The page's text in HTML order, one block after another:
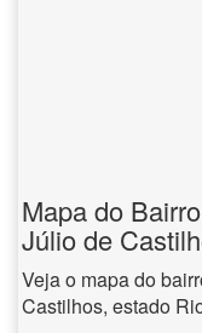
Mapa do
Júlio de
Veja o mapa do
Castilhos, estado